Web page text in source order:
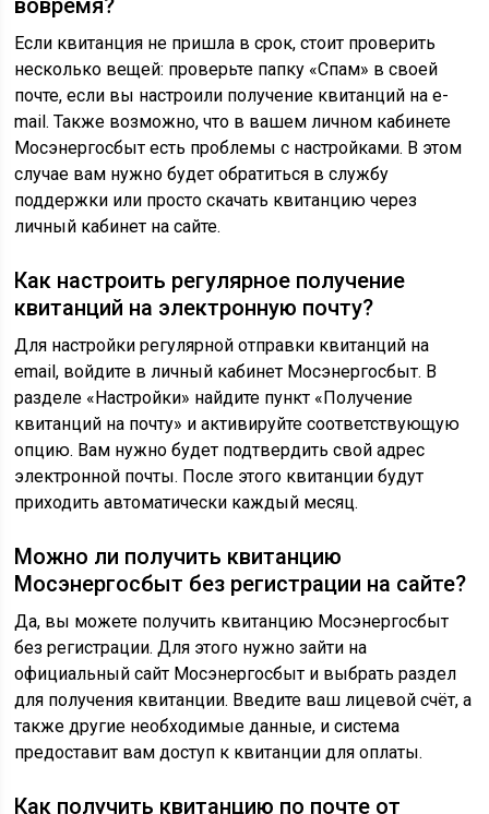
вовремя?
Если квитанция не пришла в срок, стоит проверить
несколько вещей: проверьте папку «Спам» в своей
почте, если вы настроили получение квитанций на e-
mail. Также возможно, что в вашем личном кабинете
Мосэнергосбыт есть проблемы с настройками. В этом
случае вам нужно будет обратиться в службу
поддержки или просто скачать квитанцию через
личный кабинет на сайте.
Как настроить регулярное получение
квитанций на электронную почту?
Для настройки регулярной отправки квитанций на
email, войдите в личный кабинет Мосэнергосбыт. В
разделе «Настройки» найдите пункт «Получение
квитанций на почту» и активируйте соответствующую
опцию. Вам нужно будет подтвердить свой адрес
электронной почты. После этого квитанции будут
приходить автоматически каждый месяц.
Можно ли получить квитанцию
Мосэнергосбыт без регистрации на сайте?
Да, вы можете получить квитанцию Мосэнергосбыт
без регистрации. Для этого нужно зайти на
официальный сайт Мосэнергосбыт и выбрать раздел
для получения квитанции. Введите ваш лицевой счёт, а
также другие необходимые данные, и система
предоставит вам доступ к квитанции для оплаты.
Как получить квитанцию по почте от